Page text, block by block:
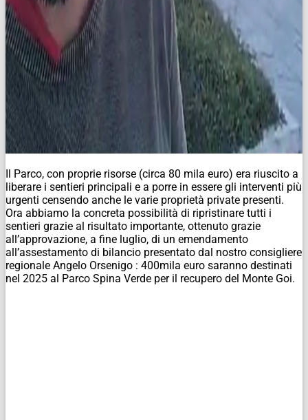
Il Parco, con proprie risorse (circa 80 mila euro) era riuscito a
liberare i sentieri principali e a porre in essere gli interventi più
urgenti censendo anche le varie proprietà private presenti.
Ora abbiamo la concreta possibilità di ripristinare tutti i
sentieri grazie al risultato importante, ottenuto grazie
all’approvazione, a fine luglio, di un emendamento
all’assestamento di bilancio presentato dal nostro consigliere
regionale Angelo Orsenigo : 400mila euro saranno destinati
nel 2025 al Parco Spina Verde per il recupero del Monte Goi.